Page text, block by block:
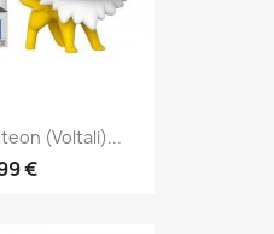
(Voltali)...
€